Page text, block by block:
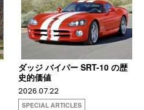
ダッジ バイパー SRT-10 の歴
史的価値
2026.07.22
SPECIAL ARTICLES